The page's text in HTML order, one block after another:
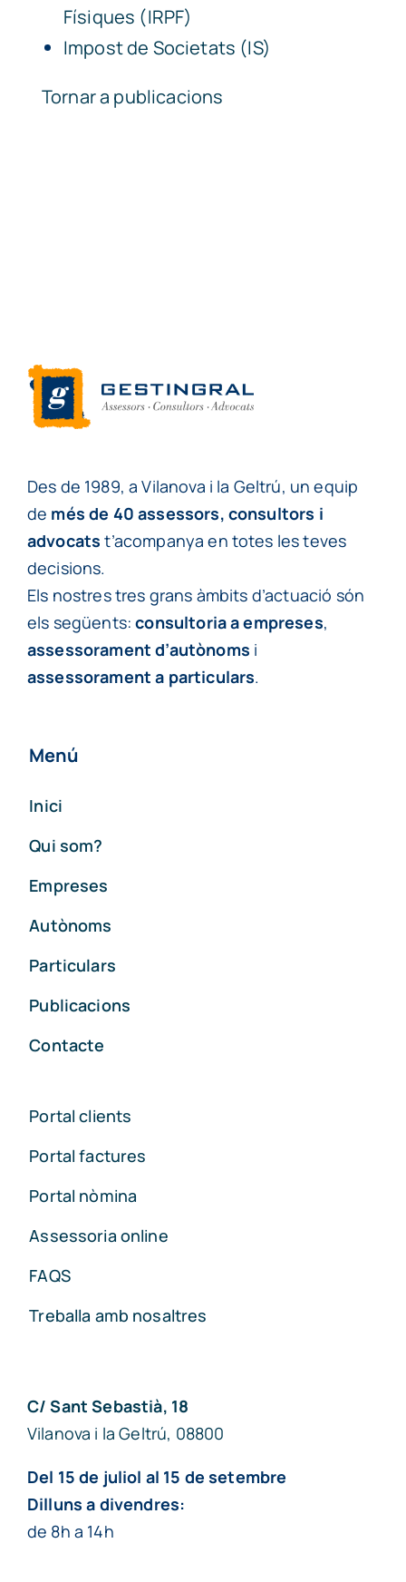
Físiques (IRPF)
Impost de Societats (IS)
Tornar a publicacions
Des de 1989, a Vilanova i la Geltrú, un equip
de més de 40 assessors, consultors i
advocats t’acompanya en totes les teves
decisions.
Els nostres tres grans àmbits d’actuació són
els següents:consultoria a empreses,
assessorament d’autònoms i
assessorament a particulars.
Menú
Inici
Qui som?
Empreses
Autònoms
Particulars
Publicacions
Contacte
Portal clients
Portal factures
Portal nòmina
Assessoria online
FAQS
Treballa amb nosaltres
C/ Sant Sebastià, 18
Vilanova i la Geltrú, 08800
Del 15 de juliol al 15 de setembre
Dilluns a divendres:
de 8h a 14h